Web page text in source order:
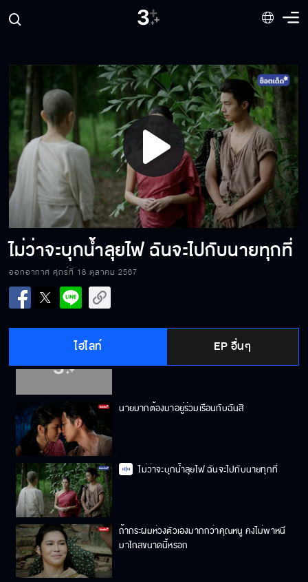
Play
Video
ไม่ว่าจะบุกน้ำลุยไฟ ฉันจะไปกับนายทุกที่
ออกอากาศ ศุกร์ที่ 18 ตุลาคม 2567
ไฮไลท์ EP อื่นๆ
มึงกลัวของจะเสื่อม แล้วลูกกูไม่รักมึงใช่มั้ย
เพราะอีนี่ใช่มั้ย มึงถึงไม่ยอมบวชให้กู
ทำไมพี่ไม่บอกฉัน ว่าพี่กำลังบวช
จะไม่มีสิ่งใดมาพรากความรักของลูกจากพี่มาก
นายมากต้องมาอยู่ร่วมเรือนกับฉันสิ
ไม่ว่าจะบุกน้ำลุยไฟ ฉันจะไปกับนายทุกที่
ถ้ากระผมห่วงตัวเองมากกว่าคุณหนู คงไม่พาหนี
มาไกลขนาดนี้หรอก